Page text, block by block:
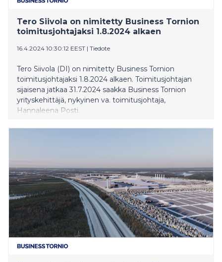
Tero Siivola on nimitetty Business Tornion
toimitusjohtajaksi 1.8.2024 alkaen
16.4.2024 10:30:12 EEST | Tiedote
Tero Siivola (DI) on nimitetty Business Tornion
toimitusjohtajaksi 1.8.2024 alkaen. Toimitusjohtajan
sijaisena jatkaa 31.7.2024 saakka Business Tornion
yrityskehittäjä, nykyinen va. toimitusjohtaja,
Hannaleena Posti.